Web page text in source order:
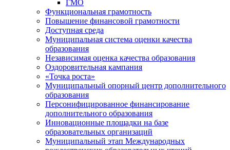
ГМО
Функциональная грамотность
Повышение финансовой грамотности
Доступная среда
Муниципальная система оценки качества
образования
Независимая оценка качества образования
Оздоровительная кампания
«Точка роста»
Муниципальный опорный центр дополнительного
образования
Персонифицированное финансирование
дополнительного образования
Инновационные площадки на базе
образовательных организаций
Муниципальный этап Международных